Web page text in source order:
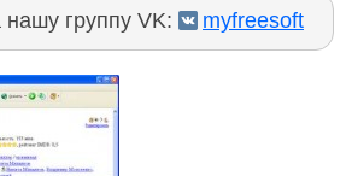
группу VK: myfreesoft